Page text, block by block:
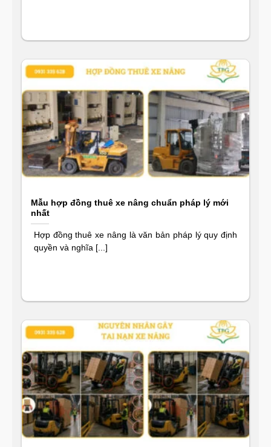
Mẫu hợp đồng thuê xe nâng chuẩn pháp lý mới
nhất
Hợp đồng thuê xe nâng là văn bản pháp lý quy định
quyền và nghĩa [...]